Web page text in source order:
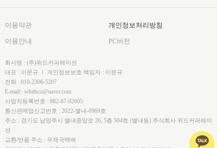
이용약관 개인정보처리방침
이용안내 PC버전
회사명 : (주)위드커퍼레이션
대표 : 이문규 ㅣ 개인정보보호 책임자 : 이문규
전화 : 010-2306-5207
E-mail : whithco@naver.com
사업자등록번호 : 882-87-02605
통신판매업신고번호 : 2022-별내-0969호
주소 : 경기도 남양주시 별내중앙로 26, 5층 504호 (별내동) 주식회사 위드커퍼레이
션
교환/반품 주소 : 우체국택배